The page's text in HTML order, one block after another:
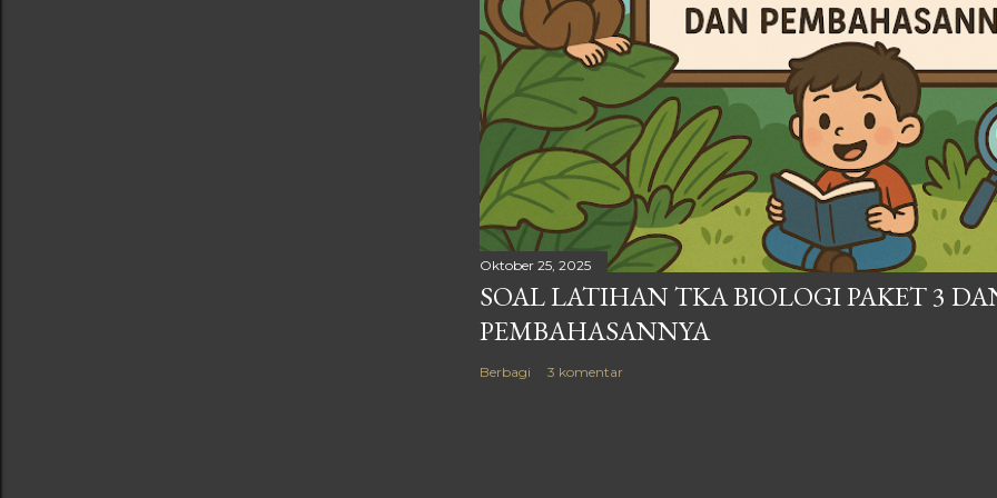
Oktober 25, 2025
SOAL LATIHAN TKA BIOLOGI PAKET 3
PEMBAHASANNYA
Berbagi 3 komentar